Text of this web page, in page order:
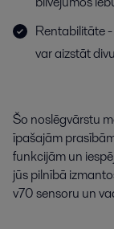
Rentabilitāte
var aizstāt
Šo noslēgvārstu
īpašajām
funkcijām un
jūs pilnībā
v70 sensoru un